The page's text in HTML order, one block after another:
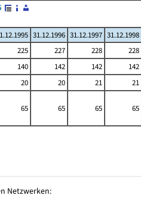
31.12.1996 31.12.1997 31.12.1998
225 227 228 228
140 142 142 142
20 20 21 21
65 65 65 65
Netzwerken: